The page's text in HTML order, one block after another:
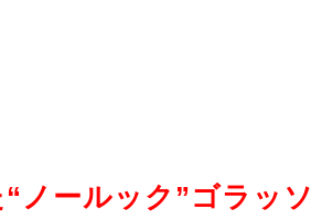
ノールック”ゴラッソ